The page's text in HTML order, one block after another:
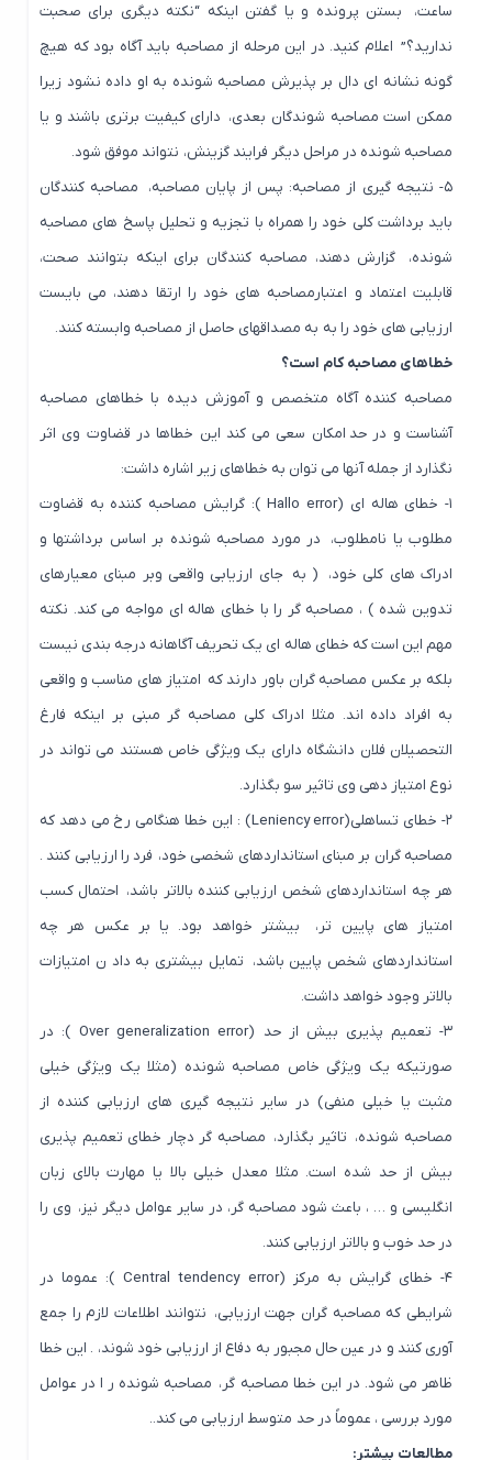
ساعت، بستن پرونده و یا گفتن اینکه “نکته دیگری برای صحبت
ندارید؟” اعلام کنید. در این مرحله از مصاحبه باید آگاه بود که هیچ
گونه نشانه ای دال بر پذیرش مصاحبه شونده به او داده نشود زیرا
ممکن است مصاحبه شوندگان بعدی، دارای کیفیت برتری باشند و یا
مصاحبه شونده در مراحل دیگر فرایند گزینش، نتواند موفق شود.
۵- نتیجه گیری از مصاحبه: پس از پایان مصاحبه، مصاحبه کنندگان
باید برداشت کلی خود را همراه با تجزیه و تحلیل پاسخ های مصاحبه
شونده، گزارش دهند، مصاحبه کنندگان برای اینکه بتوانند صحت،
قابلیت اعتماد و اعتبارمصاحبه های خود را ارتقا دهند، می بایست
ارزیابی های خود را به به مصداقهای حاصل از مصاحبه وابسته کنند.
خطاهای مصاحبه کام است؟
مصاحبه کننده آگاه متخصص و آموزش دیده با خطاهای مصاحبه
آشناست و در حد امکان سعی می کند این خطاها در قضاوت وی اثر
نگذارد از جمله آنها می توان به خطاهای زیر اشاره داشت:
۱- خطای هاله ای (Hallo error ): گرایش مصاحبه کننده به قضاوت
مطلوب یا نامطلوب، در مورد مصاحبه شونده بر اساس برداشتها و
ادراک های کلی خود، ( به جای ارزیابی واقعی وبر مبنای معیارهای
تدوین شده ) ، مصاحبه گر را با خطای هاله ای مواجه می کند. نکته
مهم این است که خطای هاله ای یک تحریف آگاهانه درجه بندی نیست
بلکه بر عکس مصاحبه گران باور دارند که امتیاز های مناسب و واقعی
به افراد داده اند. مثلا ادراک کلی مصاحبه گر مبنی بر اینکه فارغ
التحصیلان فلان دانشگاه دارای یک ویژگی خاص هستند می تواند در
نوع امتیاز دهی وی تاثیر سو بگذارد.
۲- خطای تساهلی(Leniency error) : این خطا هنگامی رخ می دهد که
مصاحبه گران بر مبنای استانداردهای شخصی خود، فرد را ارزیابی کنند .
هر چه استانداردهای شخص ارزیابی کننده بالاتر باشد، احتمال کسب
امتیاز های پایین تر، بیشتر خواهد بود. یا بر عکس هر چه
استانداردهای شخص پایین باشد، تمایل بیشتری به داد ن امتیازات
بالاتر وجود خواهد داشت.
۳- تعمیم پذیری بیش از حد (Over generalization error ): در
صورتیکه یک ویژگی خاص مصاحبه شونده (مثلا یک ویژگی خیلی
مثبت یا خیلی منفی) در سایر نتیجه گیری های ارزیابی کننده از
مصاحبه شونده، تاثیر بگذارد، مصاحبه گر دچار خطای تعمیم پذیری
بیش از حد شده است. مثلا معدل خیلی بالا یا مهارت بالای زبان
انگلیسی و … ، باعث شود مصاحبه گر، در سایر عوامل دیگر نیز، وی را
در حد خوب و بالاتر ارزیابی کنند.
۴- خطای گرایش به مرکز (Central tendency error ): عموما در
شرایطی که مصاحبه گران جهت ارزیابی، نتوانند اطلاعات لازم را جمع
آوری کنند و در عین حال مجبور به دفاع از ارزیابی خود شوند، . این خطا
ظاهر می شود. در این خطا مصاحبه گر، مصاحبه شونده ر ا در عوامل
مورد بررسی ، عموماً در حد متوسط ارزیابی می کند..
مطالعات بیشتر: